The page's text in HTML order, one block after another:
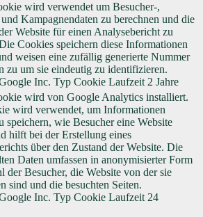
wird verwendet um Besucher-,
Kampagnendaten zu berechnen und die
Website für einen Analysebericht zu
Cookies speichern diese Informationen
weisen eine zufällig generierte Nummer
zu um sie eindeutig zu identifizieren.
Inc. Typ Cookie Laufzeit 2 Jahre
wird von Google Analytics installiert.
wird verwendet, um Informationen
speichern, wie Besucher eine Website
hilft bei der Erstellung eines
über den Zustand der Website. Die
Daten umfassen in anonymisierter Form
der Besucher, die Website von der sie
sind und die besuchten Seiten.
Inc. Typ Cookie Laufzeit 24